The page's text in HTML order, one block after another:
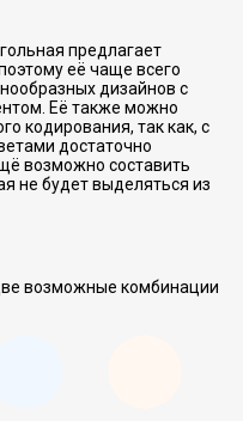
предлагает
её чаще всего
дизайнов с
Её также можно
кодирования, так как, с
достаточно
возможно составить
не будет выделяться из
возможные комбинации